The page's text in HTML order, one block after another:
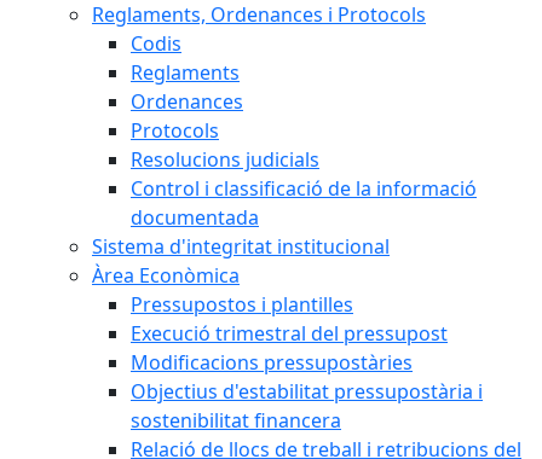
Reglaments, Ordenances i Protocols
Codis
Reglaments
Ordenances
Protocols
Resolucions judicials
Control i classificació de la informació
documentada
Sistema d'integritat institucional
Àrea Econòmica
Pressupostos i plantilles
Execució trimestral del pressupost
Modificacions pressupostàries
Objectius d'estabilitat pressupostària i
sostenibilitat financera
Relació de llocs de treball i retribucions del